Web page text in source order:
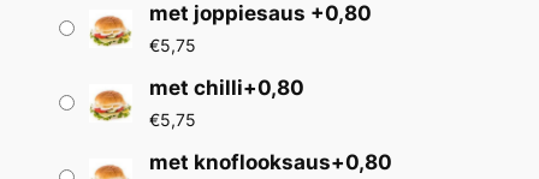
t
o
€
met joppiesaus +0,80
€5,75
met chilli+0,80
€5,75
met knoflooksaus+0,80